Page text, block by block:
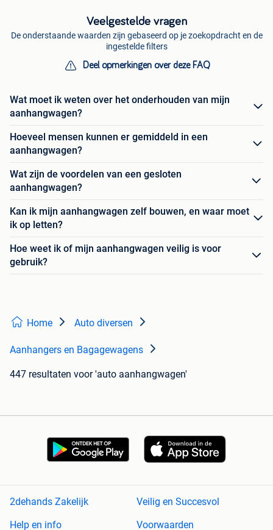
Veelgestelde vragen
De onderstaande waarden zijn gebaseerd op je zoekopdracht en de
ingestelde filters
Deel opmerkingen over deze FAQ
Wat moet ik weten over het onderhouden van mijn
aanhangwagen?
Hoeveel mensen kunnen er gemiddeld in een
aanhangwagen?
Wat zijn de voordelen van een gesloten
aanhangwagen?
Kan ik mijn aanhangwagen zelf bouwen, en waar moet
ik op letten?
Hoe weet ik of mijn aanhangwagen veilig is voor
gebruik?
Home Auto diversen
Aanhangers en Bagagewagens
447 resultaten voor 'auto aanhangwagen'
2dehands Zakelijk
Veilig en Succesvol
Help en info
Voorwaarden